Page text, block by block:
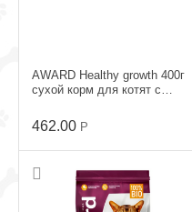
AWARD Healthy growth 400г
сухой корм для котят с
462.00 Р